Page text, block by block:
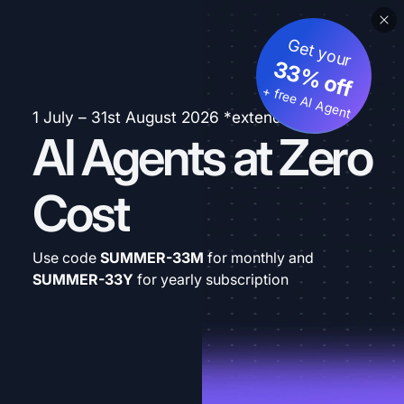
1 July – 31st August 2026 *extended
AI Agents at Zero
Cost
Get your
33% off
+ free AI Agent
Use code SUMMER-33M for monthly and
SUMMER-33Y for yearly subscription